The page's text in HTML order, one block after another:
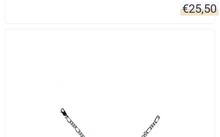
€25,50